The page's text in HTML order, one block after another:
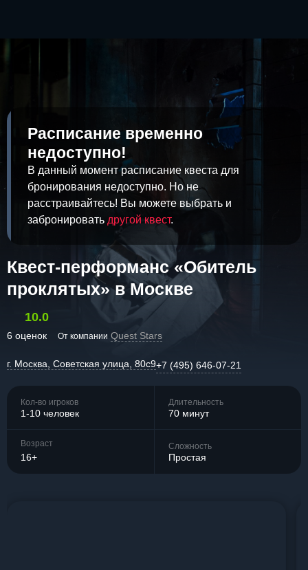
Расписание временно
недоступно!
В данный момент расписание квеста для
бронирования недоступно. Но не
расстраивайтесь! Вы можете выбрать и
забронировать другой квест.
Квест-перформанс «Обитель
проклятых» в Москве
10.0
6 оценок От компании Quest Stars
г. Москва, Советская улица, 80с9+7 (495) 646-07-21
Кол-во игроков
1-10 человек
Длительность
70 минут
Возраст
16+
Сложность
Простая